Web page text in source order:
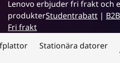
n
d
e
Lenovo erbjuder fri frakt och
produkterStudentrabatt |
Fri frakt
Stationära datorer